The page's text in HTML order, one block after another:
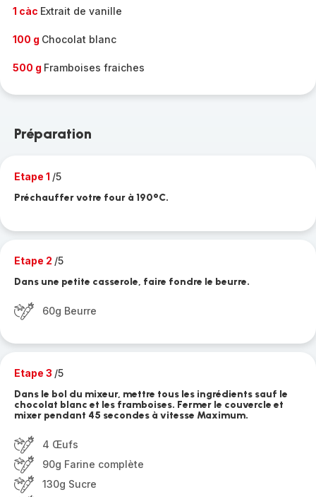
1 càc Extrait de vanille
100 g Chocolat blanc
500 g Framboises fraiches
Préparation
Etape 1 /5
Préchauffer votre four à 190°C.
Etape 2 /5
Dans une petite casserole, faire fondre le beurre.
60g Beurre
Etape 3 /5
Dans le bol du mixeur, mettre tous les ingrédients sauf le
chocolat blanc et les framboises. Fermer le couvercle et
mixer pendant 45 secondes à vitesse Maximum.
4 Œufs
90g Farine complète
130g Sucre